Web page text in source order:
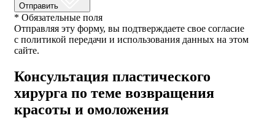
Отправить
* Обязательные поля
Отправляя эту форму, вы подтверждаете свое согласие
с политикой передачи и использования данных на этом
сайте.
Консультация пластического
хирурга по теме возвращения
красоты и омоложения